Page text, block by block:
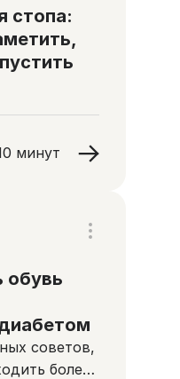
стопа:
минут
обувь
советов,
более